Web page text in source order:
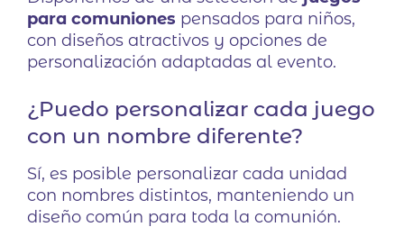
para comuniones pensados para niños,
con diseños atractivos y opciones de
personalización adaptadas al evento.
¿Puedo personalizar cada juego
con un nombre diferente?
Sí, es posible personalizar cada unidad
con nombres distintos, manteniendo un
diseño común para toda la comunión.